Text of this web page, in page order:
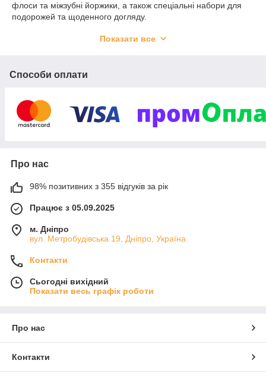
флоси та міжзубні йоржики, а також спеціальні набори для
подорожей та щоденного догляду.
Curaprox, Pierrot, Davids, Solident, SmileKit
дорослих.
✅ Широкий асортимент товарів для будь-якого віку та потреб
✅ Натуральні та безпечні склади, без SLS, парабенів і фтору
✅ Професійні консультації для вибору засобів догляду
У Bezzubik догляд за зубами стає простим і приємним. Ми
прагнемо допомогти вам сформувати правильні гігієнічні
усмішку кожного дня.
Замовляйте товари для догляду за ротовою порожниною у
Bezzubik— безпечний, зручний і надійний онлайн-магазин
для всієї родини!
Показати все
Способи оплати
Про нас
98% позитивних з 355 відгуків за рік
Працює з 05.09.2025
м. Дніпро
вул. Метробудівська 19, Дніпро, Україна
Контакти
Сьогодні вихідний
Показати весь графік роботи
Про нас
Контакти